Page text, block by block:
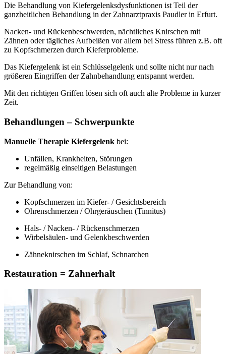
Die Behandlung von Kiefergelenksdysfunktionen ist Teil der
ganzheitlichen Behandlung in der Zahnarztpraxis Paudler in Erfurt.
Nacken- und Rückenbeschwerden, nächtliches Knirschen mit
Zähnen oder tägliches Aufbeißen vor allem bei Stress führen z.B. oft
zu Kopfschmerzen durch Kieferprobleme.
Das Kiefergelenk ist ein Schlüsselgelenk und sollte nicht nur nach
größeren Eingriffen der Zahnbehandlung entspannt werden.
Mit den richtigen Griffen lösen sich oft auch alte Probleme in kurzer
Zeit.
Behandlungen – Schwerpunkte
Manuelle Therapie Kiefergelenk bei:
Unfällen, Krankheiten, Störungen
regelmäßig einseitigen Belastungen
Zur Behandlung von:
Kopfschmerzen im Kiefer- / Gesichtsbereich
Ohrenschmerzen / Ohrgeräuschen (Tinnitus)
Hals- / Nacken- / Rückenschmerzen
Wirbelsäulen- und Gelenkbeschwerden
Zähneknirschen im Schlaf, Schnarchen
Restauration = Zahnerhalt